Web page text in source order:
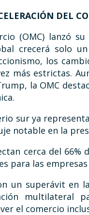
DEL
(OMC) lanzó
crecerá solo
los
más estrictas.
la OMC
sur ya
notable en la
cerca del 66%
para las
un superávit en
multilateral
el comercio